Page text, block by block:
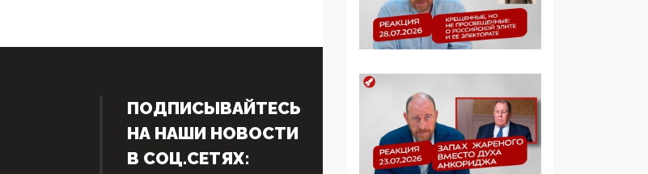
11:53, 09 Июня 2026
Прокуратура наконец
увидела
экстремистскую
деятельность ИИТО
ЮНЕСКО в России, но
цифроглобалисты
продолжают
ПОДПИСЫВАЙТЕСЬ
НА НАШИ НОВОСТИ
В СОЦ.СЕТЯХ: